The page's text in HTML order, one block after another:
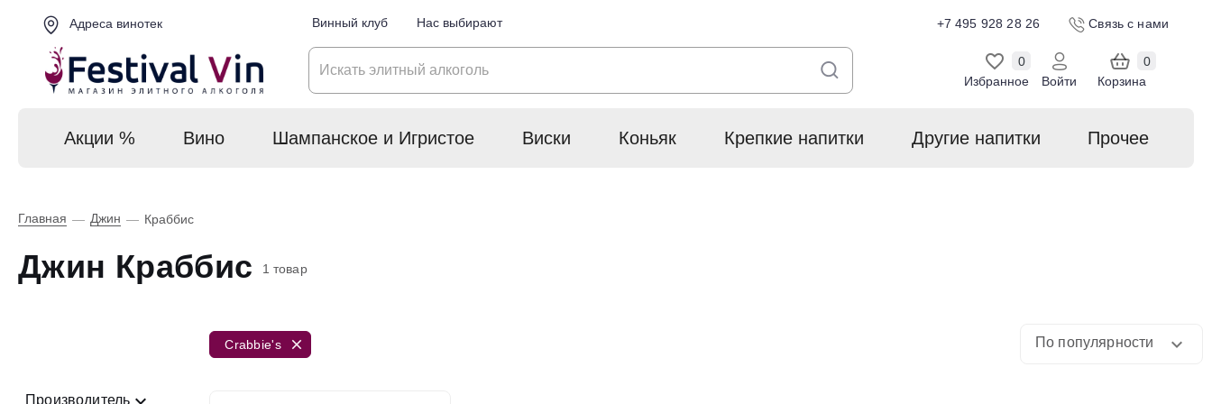
Адреса винотек Винный клуб Нас выбирают +7 495 928 28 26 Связь с нами
Избранное
0
Войти
Корзина
0
Акции % Вино Шампанское и Игристое Виски Коньяк Крепкие напитки Другие напитки Прочее
Главная — Джин — Краббис
Джин Краббис 1 товар
Производитель
Crabbie's По популярности